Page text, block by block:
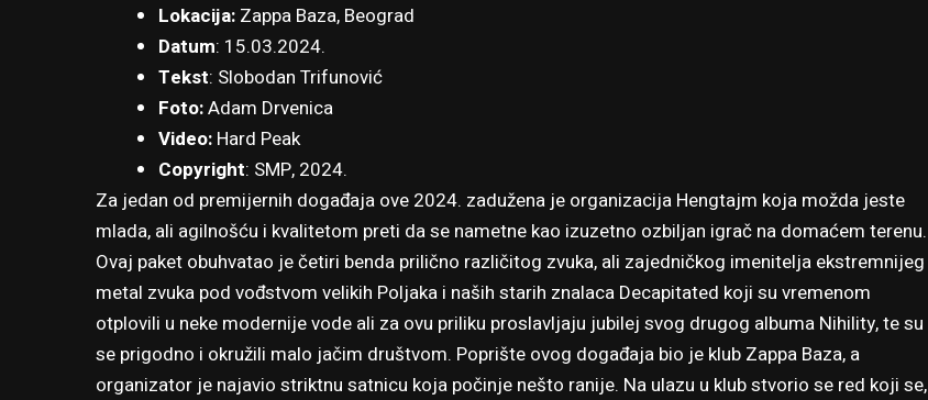
Lokacija: Zappa Baza, Beograd
Datum: 15.03.2024.
Tekst: Slobodan Trifunović
Foto:Adam Drvenica
Video:Hard Peak
Copyright: SMP, 2024.
Za jedan od premijernih događaja ove 2024. zadužena je organizacija Hengtajm koja možda jeste
mlada, ali agilnošću i kvalitetom preti da se nametne kao izuzetno ozbiljan igrač na domaćem terenu.
Ovaj paket obuhvatao je četiri benda prilično različitog zvuka, ali zajedničkog imenitelja ekstremnijeg
metal zvuka pod vođstvom velikih Poljaka i naših starih znalaca Decapitated koji su vremenom
otplovili u neke modernije vode ali za ovu priliku proslavljaju jubilej svog drugog albuma Nihility, te su
se prigodno i okružili malo jačim društvom. Poprište ovog događaja bio je klub Zappa Baza, a
organizator je najavio striktnu satnicu koja počinje nešto ranije. Na ulazu u klub stvorio se red koji se,